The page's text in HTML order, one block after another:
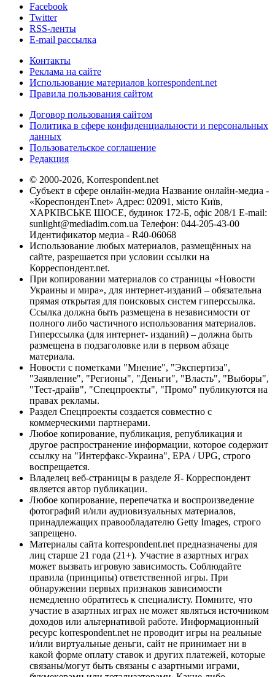
Facebook
Twitter
RSS-ленты
E-mail рассылка
Контакты
Реклама на сайте
Использование материалов korrespondent.net
Правила пользования сайтом
Договор пользования сайтом
Политика в сфере конфиденциальности и персональных
данных
Пользовательское соглашение
Редакция
© 2000-2026, Korrespondent.net
Субъект в сфере онлайн-медиа Название онлайн-медиа -
«КореспонденТ.net» Адрес: 02091, місто Київ,
ХАРКІВСЬКЕ ШОСЕ, будинок 172-Б, офіс 208/1 E-mail:
sunlight@mediadim.com.ua Телефон: 044-205-43-00
Идентификатор медиа - R40-06068
Использование любых материалов, размещённых на
сайте, разрешается при условии ссылки на
Корреспондент.net.
При копировании материалов со страницы «Новости
Украины и мира», для интернет-изданий – обязательна
прямая открытая для поисковых систем гиперссылка.
Ссылка должна быть размещена в независимости от
полного либо частичного использования материалов.
Гиперссылка (для интернет- изданий) – должна быть
размещена в подзаголовке или в первом абзаце
материала.
Новости с пометками "Мнение", "Экспертиза",
"Заявление", "Регионы", "Деньги", "Власть", "Выборы",
"Тест-драйв", "Спецпроекты", "Промо" публикуются на
правах рекламы.
Раздел Спецпроекты создается совместно с
коммерческими партнерами.
Любое копирование, публикация, републикация и
другое распространение информации, которое содержит
ссылку на "Интерфакс-Украина", EPA / UPG, строго
воспрещается.
Владелец веб-страницы в разделе Я- Корреспондент
является автор публикации.
Любое копирование, перепечатка и воспроизведение
фотографий и/или аудиовизуальных материалов,
принадлежащих правообладателю Getty Images, строго
запрещено.
Материалы сайта korrespondent.net предназначены для
лиц старше 21 года (21+). Участие в азартных играх
может вызвать игровую зависимость. Соблюдайте
правила (принципы) ответственной игры. При
обнаружении первых признаков зависимости
немедленно обратитесь к специалисту. Помните, что
участие в азартных играх не может являться источником
доходов или альтернативой работе. Информационный
ресурс korrespondent.net не проводит игры на реальные
и/или виртуальные деньги, сайт не принимает ни в
какой форме оплату ставок и других платежей, которые
связаны/могут быть связаны с азартными играми,